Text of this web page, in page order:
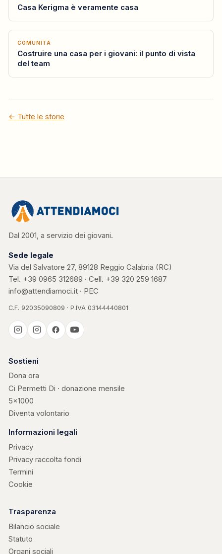
Casa Kerigma è veramente casa
COMUNITÀ
Costruire una casa per i giovani: il punto di vista
del team
← Tutte le storie
Dal 2001, a servizio dei giovani.
Sede legale
Via del Salvatore 27, 89128 Reggio Calabria (RC)
Tel. +39 0965 312689 · Cell. +39 320 259 1687
info@attendiamoci.it · PEC
C.F. 92035090809 · P.IVA 03144440801
Casa Kerigma
Sostieni
Dona ora
Ci Permetti Di · donazione mensile
5×1000
Diventa volontario
Informazioni legali
Privacy
Privacy raccolta fondi
Termini
Cookie
Trasparenza
Bilancio sociale
Statuto
Organi sociali